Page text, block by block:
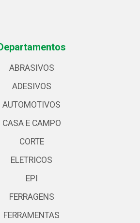
ABRASIVOS
ADESIVOS
AUTOMOTIVOS
CASA E CAMPO
CORTE
ELETRICOS
EPI
FERRAGENS
FERRAMENTAS